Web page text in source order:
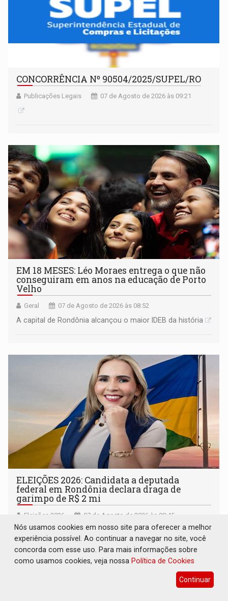
CONCORRÊNCIA Nº 90504/2025/SUPEL/RO
Publicações Legais 07 de Agosto de 2026 às 09:21
EM 18 MESES: Léo Moraes entrega o que não
conseguiram em anos na educação de Porto
Velho
Geral 07 de Agosto de 2026 às 08:52
A capital de Rondônia alcançou o maior IDEB da história
ELEIÇÕES 2026: Candidata a deputada
federal em Rondônia declara draga de
garimpo de R$ 2 mi
Eleições 2026 07 de Agosto de 2026 às 08:45
Tânia Sena é vice-presidente de uma associação de
garimpeiros
Nós usamos cookies em nosso site para oferecer a melhor
experiência possível. Ao continuar a navegar no site, você
concorda com esse uso. Para mais informações sobre
como usamos cookies, veja nossa Política de Cookies
Continuar